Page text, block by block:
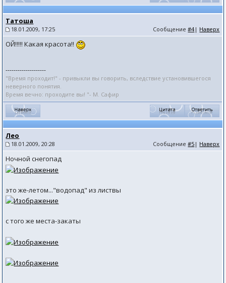
Татоша
18.01.2009, 17:25 Сообщение#4| Наверх
ОЙ!!!!! Какая красота!!
--------------------
"Время проходит!" - привыкли вы говорить, вследствие установившегося
неверного понятия.
Время вечно: проходите вы! "- М. Сафир
Лео
18.01.2009, 20:28 Сообщение#5 | Наверх
Ночной снегопад
это же-летом..."водопад" из листвы
с того же места-закаты